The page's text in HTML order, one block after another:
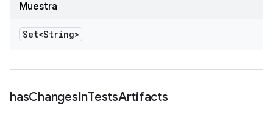
Muestra
Set<String>
hasChangesInTestsArtifacts